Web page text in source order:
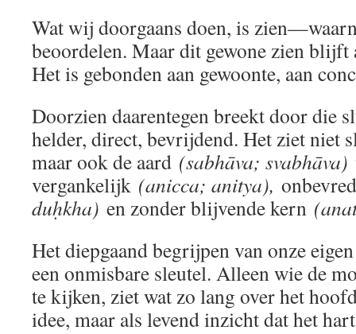
Wat wij doorgaans doen, is
beoordelen. Maar dit gewone zien blijft
Het is gebonden aan gewoonte, aan
Doorzien daarentegen breekt door die
helder, direct, bevrijdend. Het ziet niet
maar ook de aard (sabhāva; svabhāva)
vergankelijk (anicca; anitya),
duḥkha) en zonder blijvende kern
Het diepgaand begrijpen van onze
een onmisbare sleutel. Alleen wie de
te kijken, ziet wat zo lang over het
idee, maar als levend inzicht dat het